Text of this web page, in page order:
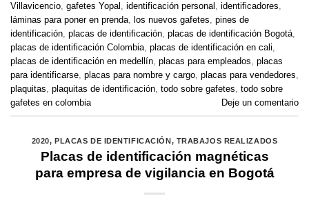
Villavicencio, gafetes Yopal , identificación personal , identificadores,
láminas para poner en prenda, los nuevos gafetes, pines de
identificación, placas de identificación, placas de identificación Bogotá,
placas de identificación Colombia, placas de identificación en cali,
placas de identificación en medellín, placas para empleados, placas
para identificarse, placas para nombre y cargo, placas para vendedores,
plaquitas, plaquitas de identificación, todo sobre gafetes, todo sobre
gafetes en colombia
Deje un comentario
2020,PLACAS DE IDENTIFICACIÓN, TRABAJOS REALIZADOS
Placas de identificación magnéticas
para empresa de vigilancia en Bogotá